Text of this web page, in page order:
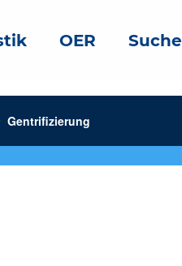
OER Suche
Gentrifizierung